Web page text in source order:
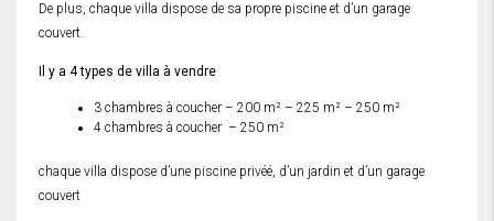
De plus, chaque villa dispose de sa propre piscine et d’un garage
couvert.
Il y a 4 types de villa à vendre
3 chambres à coucher – 200 m² – 225 m² – 250 m²
4 chambres à coucher – 250 m²
chaque villa dispose d’une piscine privéé, d’un jardin et d’un garage
couvert